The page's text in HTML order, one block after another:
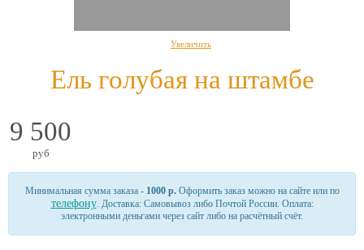
Увеличить
Ель голубая на штамбе
9 500
руб
Минимальная сумма заказа - 1000 р.Оформить заказ можно на сайте или по
телефону. Доставка: Самовывоз либо Почтой России. Оплата:
электронными деньгами через сайт либо на расчётный счёт.